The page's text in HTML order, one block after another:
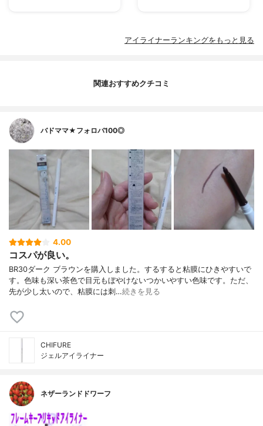
アイライナーランキングをもっと見る
関連おすすめクチコミ
バドママ★フォロバ100◎
4.00
コスパが良い。
BR30ダーク ブラウンを購入しました。するすると粘膜にひきやすいで
す。色味も深い茶色で目元もぼやけないつかいやすい色味です。ただ、
先が少し太いので、粘膜には刺…続きを見る
CHIFURE
ジェルアイライナー
ネザーランドドワーフ